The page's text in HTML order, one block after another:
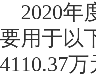
2020年
要用于以
4110.37万